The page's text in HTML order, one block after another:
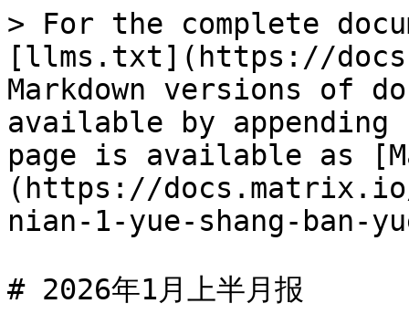
> For the complete
[llms.txt](https://
Markdown versions of
available by
page is available as
(https://
nian-1-yue-shang-ban-
# 2026年1月上半月报